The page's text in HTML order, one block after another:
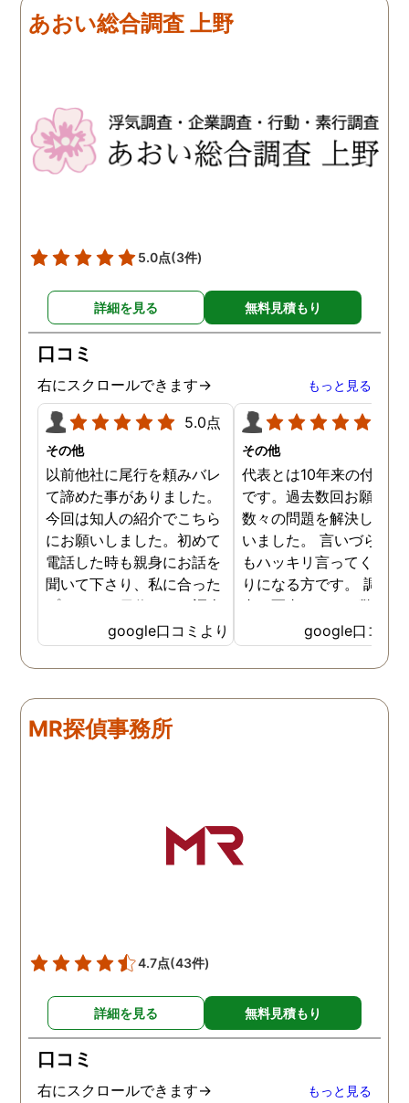
探偵に頼む事のない人生を
歩みますね(笑)
あおい総合調査 上野
5.0点(3件)
詳細を見る 無料見積もり
口コミ
右にスクロールできます→ もっと見る
5.0点
その他
以前他社に尾行を頼みバレ
て諦めた事がありました。
今回は知人の紹介でこちら
にお願いしました。初めて
電話した時も親身にお話を
聞いて下さり、私に合った
プランで15日位かけて調査
してもらいました。 噂通り
調査も細かく、こんな所ま
でしっかり撮ってくれたん
拠で旦那と今後の話しが早
く進みそうです。また結果
かり注意してくださる方で
した。本当に感謝してま
す。また分からない事があ
がとうございました！！
google口コミより
その他
代表とは10年来の付き合
です。過去数回お願いし
数々の問題を解決しても
いました。 言いづらい
もハッキリ言ってくれて
りになる方です。 調査
書の写真もいつも驚かさ
てどうやって撮ったのか
くと面白い話し聞かせて
れますね。 問題がない
google口コミ
MR探偵事務所
4.7点(43件)
詳細を見る 無料見積もり
口コミ
右にスクロールできます→ もっと見る